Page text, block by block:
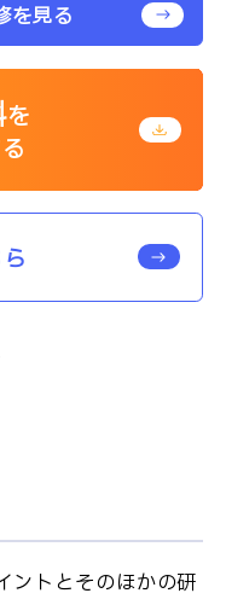
を見る
を
ントとそのほかの研